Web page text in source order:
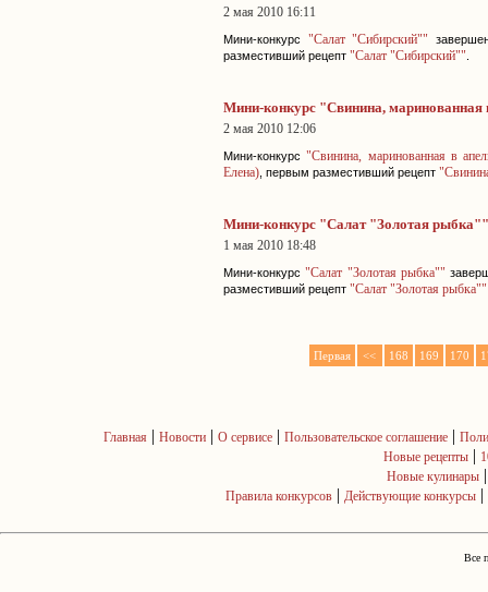
2 мая 2010 16:11
Мини-конкурс "Салат "Сибирский""
разместивший рецепт "Салат "Сибирский""
Мини-конкурс "Свинина, маринованная
2 мая 2010 12:06
Мини-конкурс"Свинина, маринованная в
Елена) , первым разместивший рецепт
Мини-конкурс "Салат "Золотая
1 мая 2010 18:48
Мини-конкурс"Салат "Золотая рыбка""
разместивший рецепт "Салат "Золотая рыбка""
Первая << 168 169 170
Главная | Новости| О сервисе| Пользовательское соглашение|
Новые рецепты |
Новые кулинары
Правила конкурсов | Действующие конкурсы |
Все